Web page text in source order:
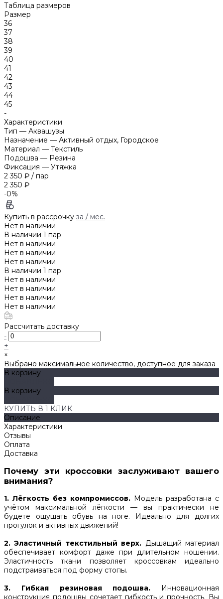
Таблица размеров
Размер
36
37
38
39
40
41
42
43
44
45
-
Характеристики
Тип — Аквашузы
Назначение — Активный отдых, Городское
Материал — Текстиль
Подошва — Резина
Фиксация — Утяжка
2 350 ₽ / пар
2 350 ₽
-0%
Купить в рассрочку за / мес.
Нет в наличии
В наличии 1 пар
Нет в наличии
Нет в наличии
Нет в наличии
В наличии 1 пар
Нет в наличии
Нет в наличии
Нет в наличии
Нет в наличии
Рассчитать доставку
-
+
×
Выбрано максимальное количество, доступное для заказа
В корзину
В корзину
КУПИТЬ В 1 КЛИК
Описание
Характеристики
Отзывы
Оплата
Доставка
Почему эти кроссовки заслуживают вашего
внимания?
1. Лёгкость без компромиссов. Модель разработана с
учётом максимальной лёгкости — вы практически не
будете ощущать обувь на ноге. Идеально для долгих
прогулок и активных движений!
2. Эластичный текстильный верх. Дышащий материал
обеспечивает комфорт даже при длительном ношении.
Эластичность ткани позволяет кроссовкам идеально
подстраиваться под форму стопы.
3. Гибкая резиновая подошва. Инновационная
конструкция подошвы сочетает гибкость и прочность. Вы